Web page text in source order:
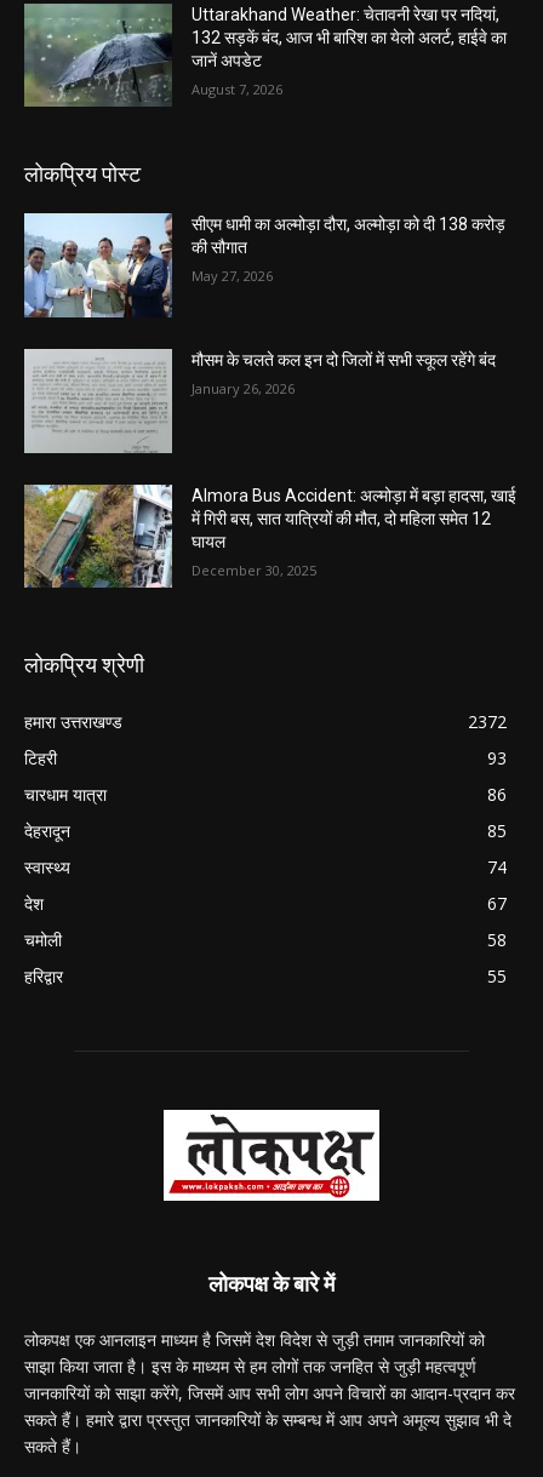
Uttarakhand Weather: चेतावनी रेखा पर नदियां,
132 सड़कें बंद, आज भी बारिश का येलो अलर्ट, हाईवे का
जानें अपडेट
August 7, 2026
लोकप्रिय पोस्ट
सीएम धामी का अल्मोड़ा दौरा, अल्मोड़ा को दी 138 करोड़
की सौगात
May 27, 2026
मौसम के चलते कल इन दो जिलों में सभी स्कूल रहेंगे बंद
January 26, 2026
Almora Bus Accident: अल्मोड़ा में बड़ा हादसा, खाई
में गिरी बस, सात यात्रियों की मौत, दो महिला समेत 12
घायल
December 30, 2025
लोकप्रिय श्रेणी
हमारा उत्तराखण्ड
2372
टिहरी
93
चारधाम यात्रा
86
देहरादून
85
स्वास्थ्य
74
देश
67
चमोली
58
हरिद्वार
55
लोकपक्ष के बारे में
लोकपक्ष एक आनलाइन माध्यम है जिसमें देश विदेश से जुड़ी तमाम जानकारियों को
साझा किया जाता है। इस के माध्यम से हम लोगों तक जनहित से जुड़ी महत्वपूर्ण
जानकारियों को साझा करेंगे, जिसमें आप सभी लोग अपने विचारों का आदान-प्रदान कर
सकते हैं। हमारे द्वारा प्रस्तुत जानकारियों के सम्बन्ध में आप अपने अमूल्य सुझाव भी दे
सकते हैं।